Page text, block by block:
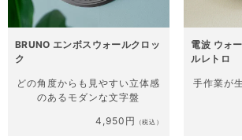
BRUNO エンボスウォールクロッ
ク
どの角度からも見やすい立体感
のあるモダンな文字盤
4,950円
（税込）
電波 ウォ
ルレトロ
手作業が